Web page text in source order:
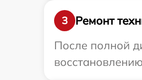
3
Ремонт
После полной